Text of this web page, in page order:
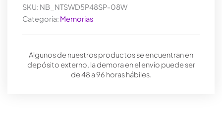
SKU: NB_NTSWD5P48SP-08W
Categoría: Memorias
Algunos de nuestros productos se encuentran en
depósito externo, la demora en el envío puede ser
de 48 a 96 horas hábiles.